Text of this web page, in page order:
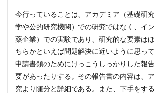
今行っていることは、アカデミア（基礎研
学や公的研究機関）での研究ではなく、イ
薬企業）での実験であり、研究的な要素は
ちらかといえば問題解決に近いように思って
申請書類のためにけっこうしっかりした報
要があったりする。その報告書の内容は、
究より随分と詳細である。また、下手をす